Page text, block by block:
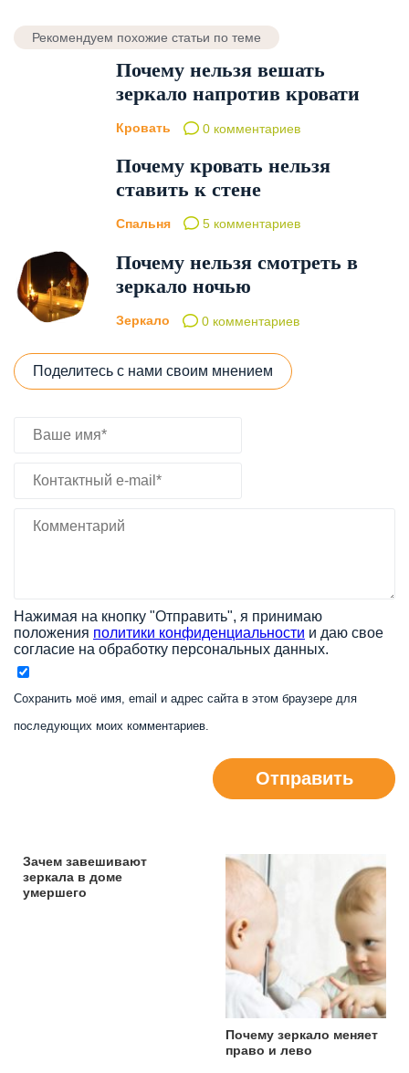
Рекомендуем похожие статьи по теме
Почему нельзя вешать
зеркало напротив кровати
Кровать 0 комментариев
Почему кровать нельзя
ставить к стене
Спальня 5 комментариев
Почему нельзя смотреть в
зеркало ночью
Зеркало 0 комментариев
Поделитесь с нами своим мнением
Нажимая на кнопку "Отправить", я принимаю
положения политики конфиденциальности и даю свое
согласие на обработку персональных данных.
Сохранить моё имя, email и адрес сайта в этом браузере для
последующих моих комментариев.
Отправить
Зачем завешивают
зеркала в доме
умершего
Почему зеркало меняет
право и лево